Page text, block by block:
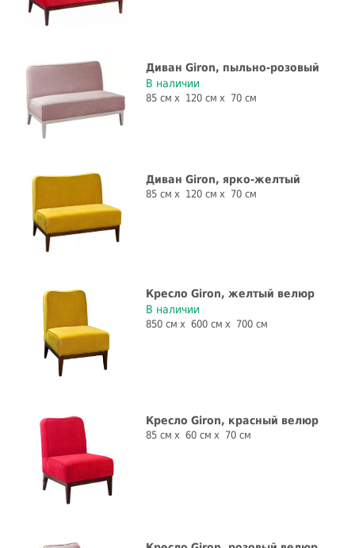
Диван Giron, пыльно-розовый
В наличии
85 см 120 см 70 см
Диван Giron, ярко-желтый
85 см 120 см 70 см
Кресло Giron, желтый велюр
В наличии
850 см 600 см 700 см
Кресло Giron, красный велюр
85 см 60 см 70 см